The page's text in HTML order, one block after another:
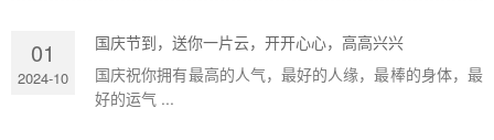
01
2024-10
国庆节到，送你一片云，开开心心，高高兴兴
国庆祝你拥有最高的人气，最好的人缘，最棒的身体，最
好的运气 ...